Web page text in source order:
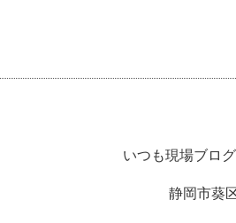
いつも現場ブロ
静岡市葵